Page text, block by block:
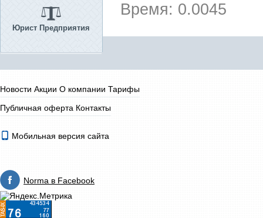
Юрист Предприятия
Время: 0.0045
Новости Акции О компании Тарифы
Публичная оферта Контакты
Мобильная версия сайта
Norma в Facebook